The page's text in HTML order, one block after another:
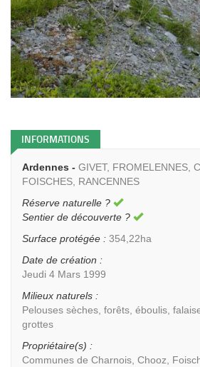
INFORMATIONS
Ardennes - GIVET, FROMELENNES,
FOISCHES, RANCENNES
Réserve naturelle ?
Sentier de découverte ?
Surface protégée : 354,22ha
Date de création :
Jeudi 4 Mars 1999
Milieux naturels :
Pelouses sèches, forêts, éboulis,
grottes
Propriétaire(s) :
Communes de Charnois, Chooz,